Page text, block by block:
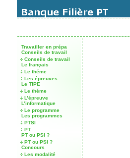
Travailler en prépa
Conseils de travail
Conseils de travail
Le français
Le théme
Les épreuves
Le TIPE
Le théme
L’épreuve
L’informatique
Le programme
Les programmes
PTSI
PT
PT ou PSI ?
PT ou PSI ?
Concours
Les modalité